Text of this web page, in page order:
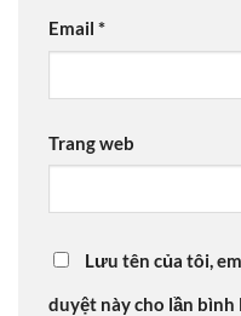
Email *
Trang web
Lưu tên của tôi,
duyệt này cho lần bình